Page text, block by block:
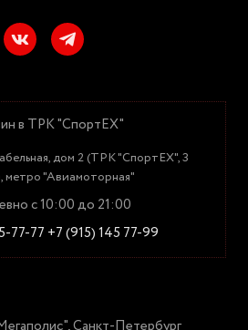
в ТРК "СпортЕХ"
дом 2 (ТРК "СпортЕХ", 3
метро "Авиамоторная"
с 10:00 до 21:00
77-77 +7 (915) 145 77-99